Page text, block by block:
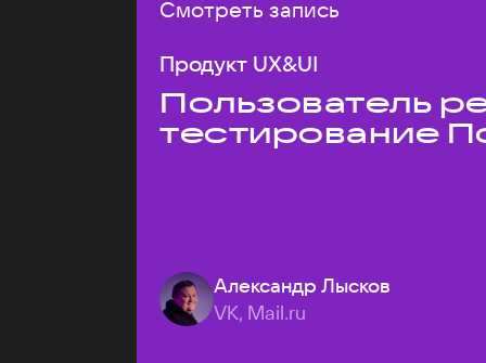
Смотреть запись
Продукт UX&UI
Пользователь
тестирование
Александр Лысков
VK, Mail.ru